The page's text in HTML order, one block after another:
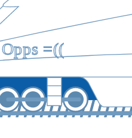
Opps =((